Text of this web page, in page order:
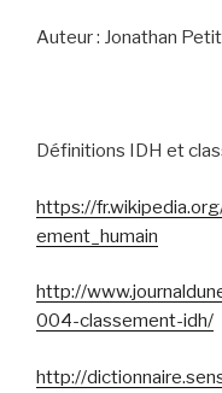
Auteur : Jonathan Petit
Définitions IDH et
https://
ement_humain
http://
004-classement-idh/
http://